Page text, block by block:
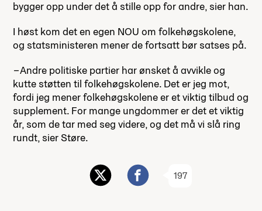
bygger opp under det å stille opp for andre, sier han.
I høst kom det en egen NOU om folkehøgskolene,
og statsministeren mener de fortsatt bør satses på.
–Andre politiske partier har ønsket å avvikle og
kutte støtten til folkehøgskolene. Det er jeg mot,
fordi jeg mener folkehøgskolene er et viktig tilbud og
supplement. For mange ungdommer er det et viktig
år, som de tar med seg videre, og det må vi slå ring
rundt, sier Støre.
197